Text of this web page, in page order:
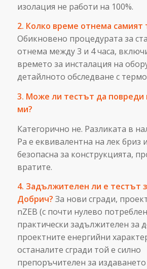
изолация не работи на 100%.
2. Колко време отнема самият
Обикновено процедурата за
отнема между 3 и 4 часа,
времето за инсталация на
детайлното обследване с
3. Може ли тестът да
ми?
Категорично не. Разликата в
Pa е еквивалентна на лек бриз
безопасна за конструкцията,
вратите.
4. Задължителен ли е тестът
Добрич? За нови сгради,
nZEB (с почти нулево
практически задължителен за
проектните енергийни
останалите сгради той е силно
препоръчителен за